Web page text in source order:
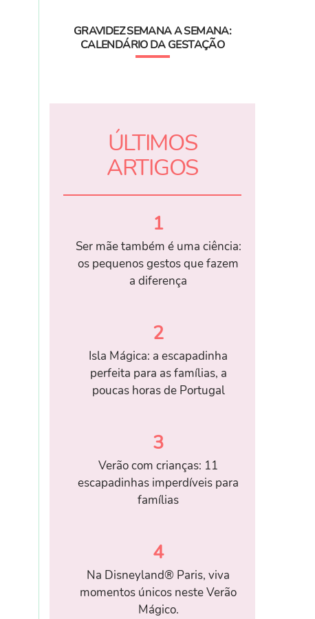
GRAVIDEZ SEMANA A SEMANA:
CALENDÁRIO DA GESTAÇÃO
ÚLTIMOS
ARTIGOS
1
Ser mãe também é uma ciência:
os pequenos gestos que fazem
a diferença
2
Isla Mágica: a escapadinha
perfeita para as famílias, a
poucas horas de Portugal
3
Verão com crianças: 11
escapadinhas imperdíveis para
famílias
4
Na Disneyland® Paris, viva
momentos únicos neste Verão
Mágico.